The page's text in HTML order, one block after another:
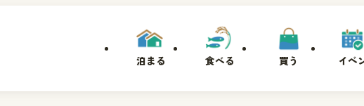
泊まる 食べる 買う イベ